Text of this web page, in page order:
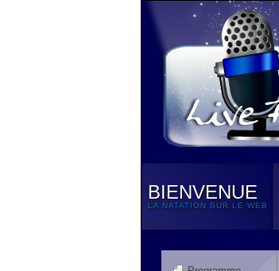
BIENVENUE
LA NATATION SUR LE WEB